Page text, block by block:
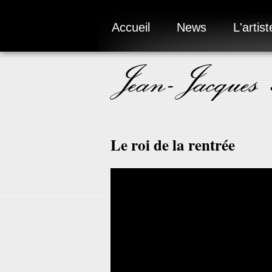
Accueil News
Jean-
Le roi de la rentrée